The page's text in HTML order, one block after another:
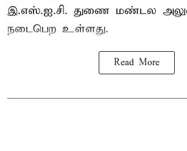
இ.எஸ்.ஐ.சி. துணை மண்டல
நடைபெற உள்ளது.
Read More